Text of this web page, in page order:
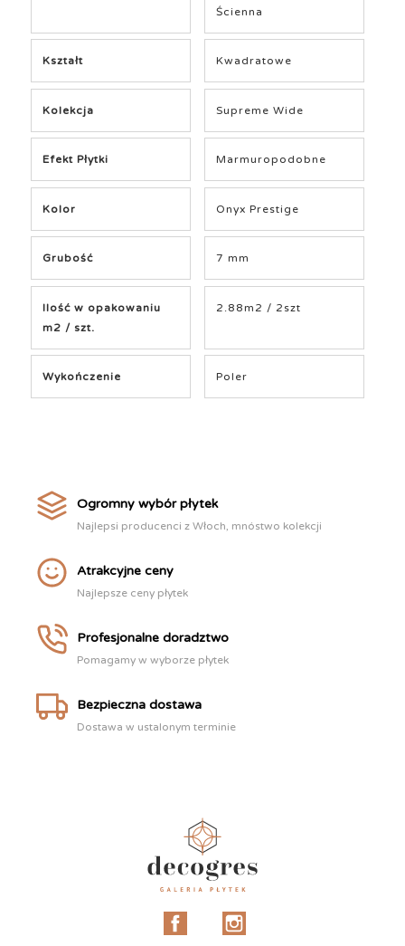
Ścienna
Kształt Kwadratowe
Kolekcja Supreme Wide
Efekt Płytki Marmuropodobne
Kolor Onyx Prestige
Grubość 7 mm
Ilość w opakowaniu
m2 / szt.
2.88m2 / 2szt
Wykończenie Poler
Ogromny wybór płytek
Najlepsi producenci z Włoch, mnóstwo kolekcji
Atrakcyjne ceny
Najlepsze ceny płytek
Profesjonalne doradztwo
Pomagamy w wyborze płytek
Bezpieczna dostawa
Dostawa w ustalonym terminie
Facebook